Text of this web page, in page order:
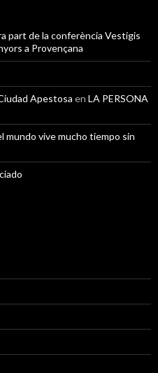
part de la conferència Vestigis
a Provençana
Apestosa en LA PERSONA
mundo vive mucho tiempo sin